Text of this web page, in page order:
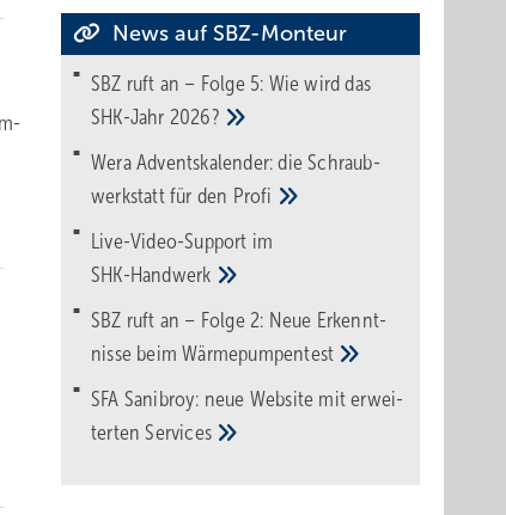
News auf SBZ-Monteur
SBZ ruft an – Folge 5: Wie wird das
SHK-Jahr 2026?
Wera Adventskalender: die Schraub­
werk­statt für den Pro­fi
Live-Video-Support im
SHK-Handwerk
SBZ ruft an – Folge 2: Neue Erkennt­
nisse beimWärme­pumpen­test
SFA Sanibroy: neue Web­site mit erwei­
tertenServices